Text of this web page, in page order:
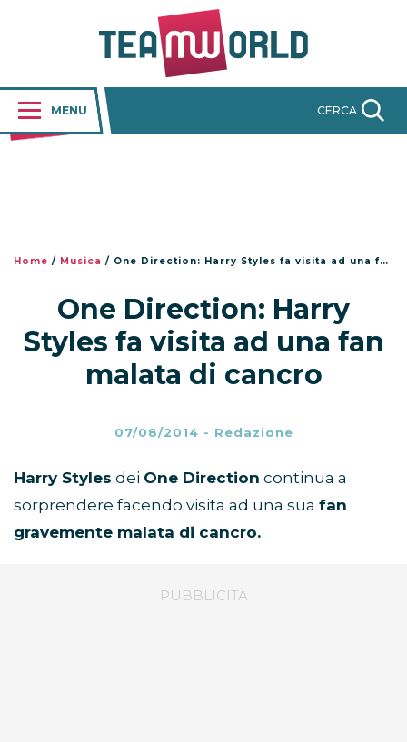
MENU CERCA
Home / Musica / One Direction: Harry Styles fa visita ad una fan malata di cancro
One Direction: Harry
Styles fa visita ad una fan
malata di cancro
07/08/2014 - Redazione
Harry Styles dei One Direction continua a
sorprendere facendo visita ad una sua fan
gravemente malata di cancro.